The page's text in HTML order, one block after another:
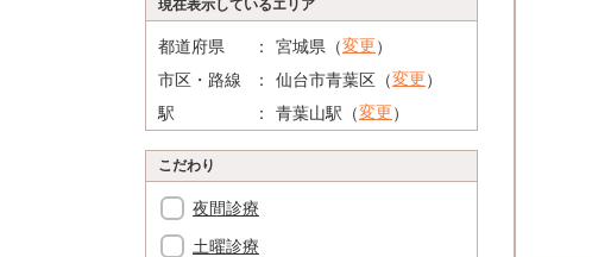
現在表示しているエリア
都道府県 宮城県（変更）
市区・路線
仙台市青葉区（変更）
駅
青葉山駅（変更）
こだわり
夜間診療
土曜診療